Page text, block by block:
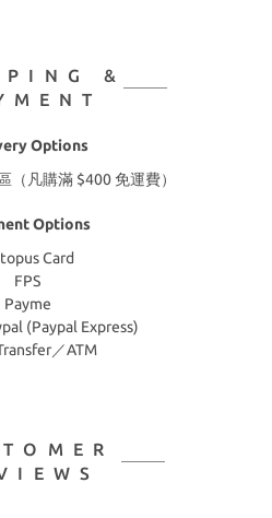
&
Options
（凡購滿 $400 免運費）
Options
Card
FPS
Payme
(Paypal Express)
／ATM